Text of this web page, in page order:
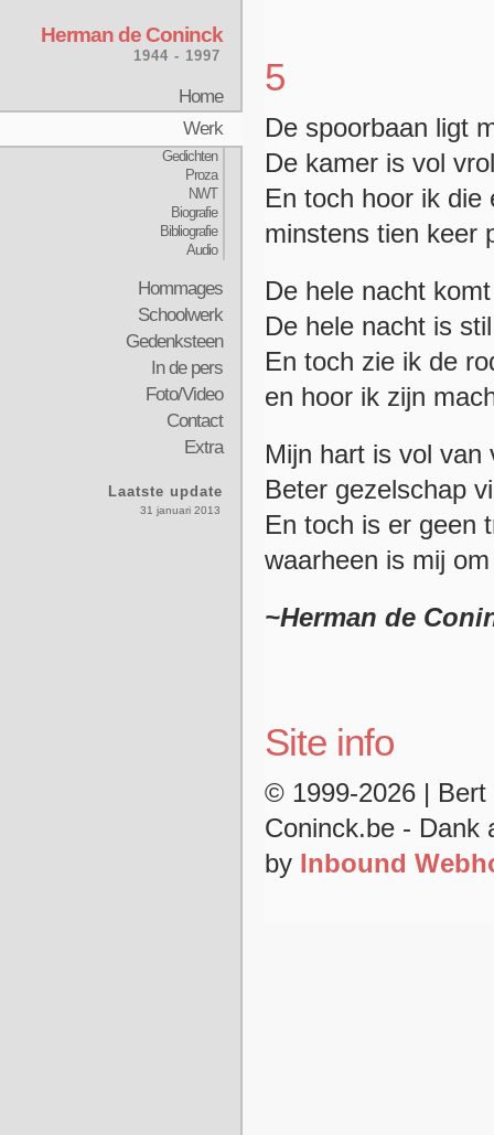
Herman de Coninck
1944 - 1997
Home
Werk
Gedichten
Proza
NWT
Biografie
Bibliografie
Audio
Hommages
Schoolwerk
Gedenksteen
In de pers
Foto/Video
Contact
Extra
Laatste update
31 januari 2013
5
De spoorbaan ligt
De kamer is vol
En toch hoor ik die
minstens tien keer
De hele nacht
De hele nacht is
En toch zie ik de
en hoor ik zijn
Mijn hart is vol van
Beter gezelschap
En toch is er geen
waarheen is mij
~Herman de
Site info
© 1999-2026 |
Coninck.be - Dank
by Inbound